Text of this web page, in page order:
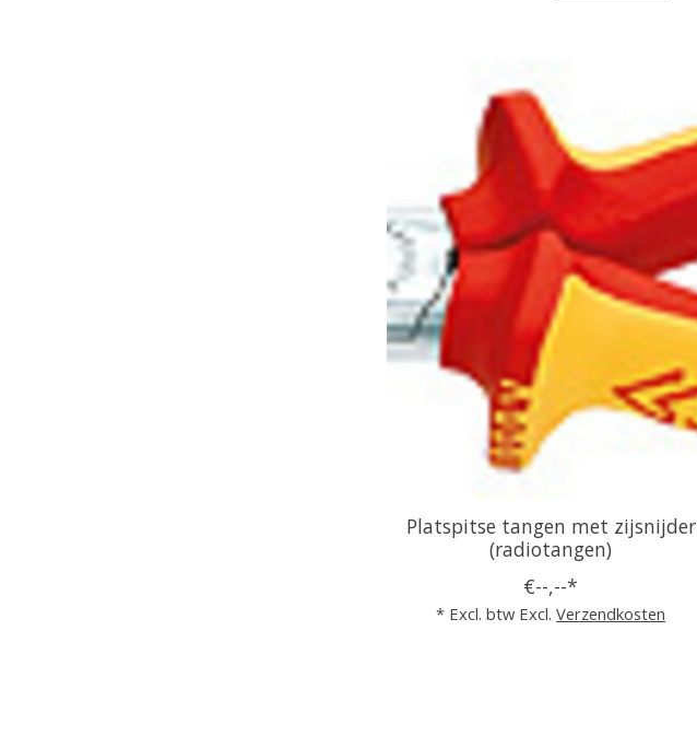
Platspitse tangen met zijsnijder
(radiotangen)
€--,--*
* Excl. btw Excl.Verzendkosten